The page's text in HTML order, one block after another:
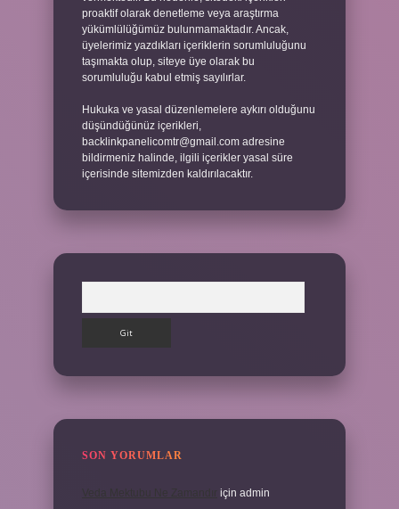
proaktif olarak denetleme veya araştırma
yükümlülüğümüz bulunmamaktadır. Ancak,
üyelerimiz yazdıkları içeriklerin sorumluluğunu
taşımakta olup, siteye üye olarak bu
sorumluluğu kabul etmiş sayılırlar.
Hukuka ve yasal düzenlemelere aykırı olduğunu
düşündüğünüz içerikleri,
backlinkpanelicomtr@gmail.com adresine
bildirmeniz halinde, ilgili içerikler yasal süre
içerisinde sitemizden kaldırılacaktır.
SON YORUMLAR
için admin